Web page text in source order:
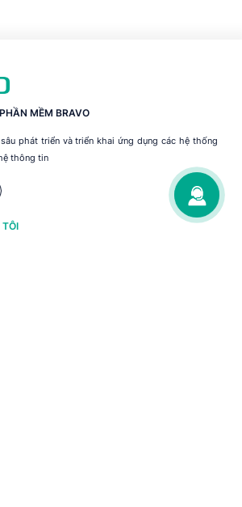
MỀM BRAVO
phát triển và triển khai ứng dụng các hệ thống
thông tin
TÔI